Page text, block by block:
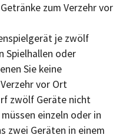
zum Verzehr vor
je zwölf
Spielhallen oder
Sie keine
vor Ort
zwölf Geräte nicht
einzeln oder in
zwei Geräten in einem